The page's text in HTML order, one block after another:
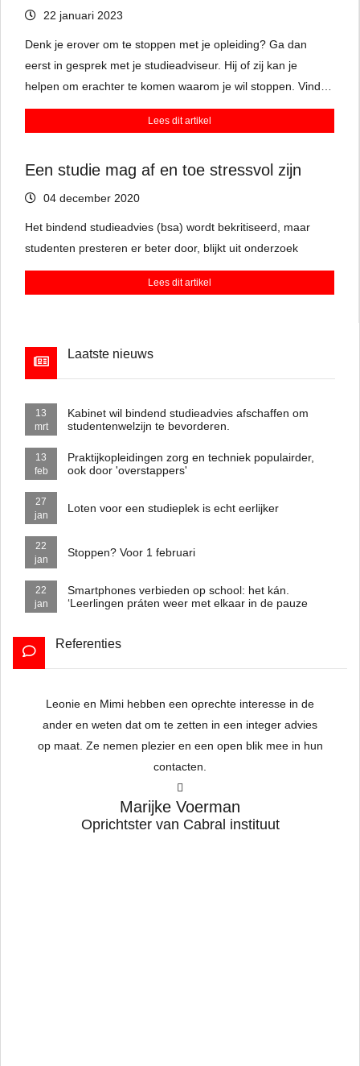
22 januari 2023
Denk je erover om te stoppen met je opleiding? Ga dan
eerst in gesprek met je studieadviseur. Hij of zij kan je
helpen om erachter te komen waarom je wil stoppen. Vind je
de vakken niet leuk? Of past het niveau toch niet bij je?
Misschien is er een oplossing te vinden binnen de opleiding
Lees dit artikel
Een studie mag af en toe stressvol zijn
04 december 2020
Het bindend studieadvies (bsa) wordt bekritiseerd, maar
studenten presteren er beter door, blijkt uit onderzoek
Lees dit artikel
Laatste nieuws
Kabinet wil bindend studieadvies afschaffen om
studentenwelzijn te bevorderen.
13
mrt
Praktijkopleidingen zorg en techniek populairder,
ook door 'overstappers'
13
feb
Loten voor een studieplek is echt eerlijker
27
jan
Stoppen? Voor 1 februari
22
jan
Smartphones verbieden op school: het kán.
‘Leerlingen práten weer met elkaar in de pauze
22
jan
Referenties
Leonie en Mimi hebben een oprechte interesse in de
ander en weten dat om te zetten in een integer advies
op maat. Ze nemen plezier en een open blik mee in hun
contacten.
Marijke Voerman
Oprichtster van Cabral instituut